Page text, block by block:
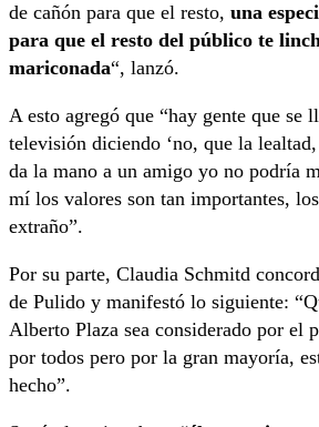
de cañón para que el resto, una
para que el resto del público te
mariconada“, lanzó.
A esto agregó que “hay gente que se
televisión diciendo ‘no, que la
da la mano a un amigo yo no podría
mí los valores son tan importantes,
extraño”.
Por su parte, Claudia Schmitd
de Pulido y manifestó lo siguiente:
Alberto Plaza sea considerado por el
por todos pero por la gran mayoría,
hecho”.